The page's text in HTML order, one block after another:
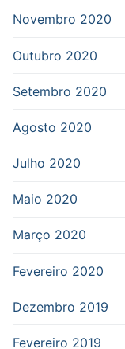
Novembro 2020
Outubro 2020
Setembro 2020
Agosto 2020
Julho 2020
Maio 2020
Março 2020
Fevereiro 2020
Dezembro 2019
Fevereiro 2019